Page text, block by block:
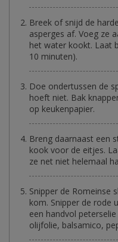
Breek of snijd de
asperges af. Voeg ze
het water kookt. Laat
10 minuten).
Doe ondertussen de
hoeft niet. Bak
op keukenpapier.
Breng daarnaast een
kook voor de eitjes.
ze net niet helemaal
Snipper de Romeinse
kom. Snipper de rode
een handvol
olijfolie, balsamico,